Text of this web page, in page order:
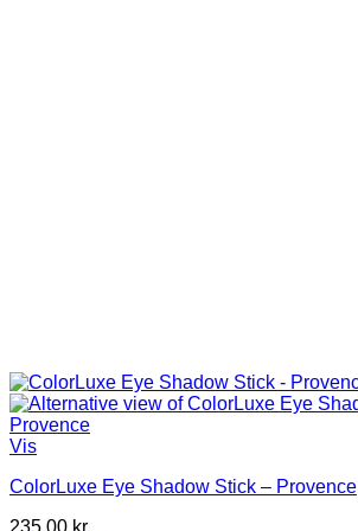
Vis
ColorLuxe Eye Shadow Stick – Provence
235,00 kr.